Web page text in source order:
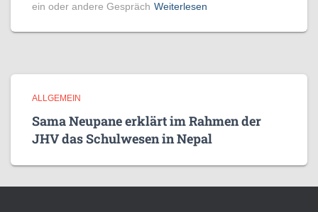
ein oder andere Gespräch Weiterlesen
ALLGEMEIN
Sama Neupane erklärt im Rahmen der
JHV das Schulwesen in Nepal